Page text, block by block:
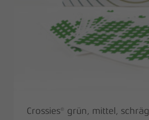
Crossies® grün, mittel, schräg